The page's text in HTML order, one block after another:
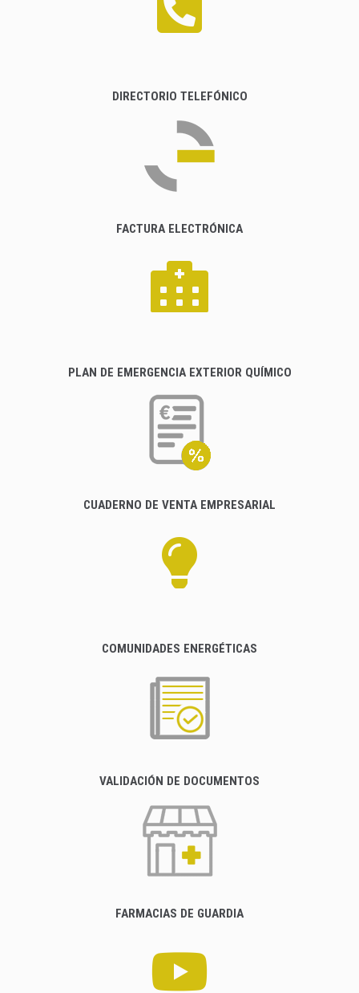
DIRECTORIO TELEFÓNICO
FACTURA ELECTRÓNICA
PLAN DE EMERGENCIA EXTERIOR QUÍMICO
CUADERNO DE VENTA EMPRESARIAL
COMUNIDADES ENERGÉTICAS
VALIDACIÓN DE DOCUMENTOS
FARMACIAS DE GUARDIA